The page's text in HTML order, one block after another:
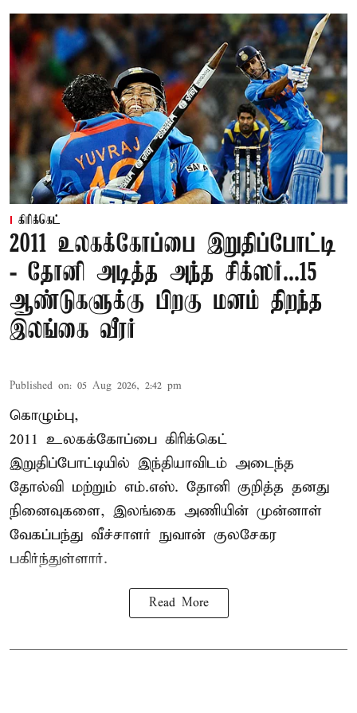
கிரிக்கெட்
2011 உலகக்கோப்பை இறுதிப்போட்டி
- தோனி அடித்த அந்த சிக்ஸர்...15
ஆண்டுகளுக்கு பிறகு மனம் திறந்த
இலங்கை வீரர்
Published on: 05 Aug 2026, 2:42 pm
கொழும்பு,
2011 உலகக்கோப்பை கிரிக்கெட்
இறுதிப்போட்டியில் இந்தியாவிடம் அடைந்த
தோல்வி மற்றும் எம்.எஸ். தோனி குறித்த தனது
நினைவுகளை, இலங்கை அணியின் முன்னாள்
வேகப்பந்து வீச்சாளர் நுவான் குலசேகர
பகிர்ந்துள்ளார்.
Read More